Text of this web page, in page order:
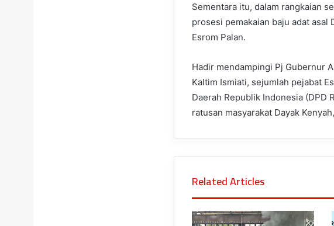
Sementara itu, dalam rangkaian
prosesi pemakaian baju adat asal
Esrom Palan.
Hadir mendampingi Pj Gubernur
Kaltim Ismiati, sejumlah pejabat
Daerah Republik Indonesia (DPD
ratusan masyarakat Dayak
Related Articles